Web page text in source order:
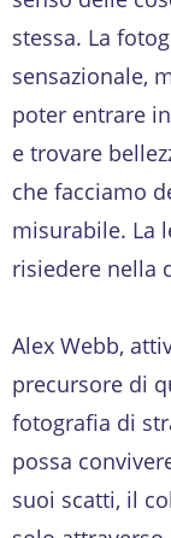
stessa. La
sensazionale,
poter entrare
e trovare
che facciamo
misurabile. La
risiedere nella
Alex Webb,
precursore di
fotografia di
possa
suoi scatti, il